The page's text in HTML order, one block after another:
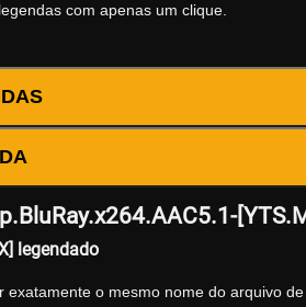
com apenas um clique.
legendado
exatamente o mesmo nome do arquivo